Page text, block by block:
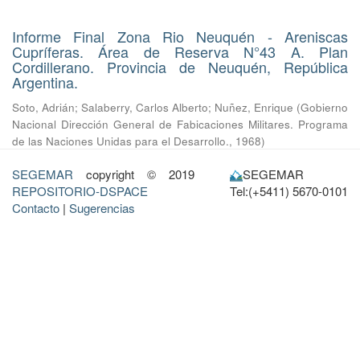
Informe Final Zona Rio Neuquén - Areniscas
Cupríferas. Área de Reserva N°43 A. Plan
Cordillerano. Provincia de Neuquén, República
Argentina.
Soto, Adrián; Salaberry, Carlos Alberto; Nuñez, Enrique (Gobierno
Nacional Dirección General de Fabicaciones Militares. Programa
de las Naciones Unidas para el Desarrollo., 1968)
SEGEMAR copyright © 2019
REPOSITORIO-DSPACE
Contacto | Sugerencias
SEGEMAR
Tel:(+5411) 5670-0101